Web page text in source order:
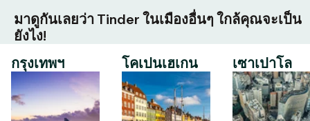
มาดูกันเลยว่า Tinder ในเมืองอื่นๆ ใกล้คุณจะเป็น
ยังไง!
กรุงเทพฯ
โคเปนเฮเกน เซาเปาโล